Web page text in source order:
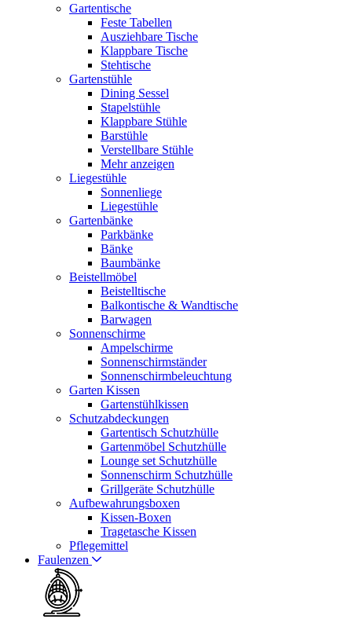
Gartentische
Feste Tabellen
Ausziehbare Tische
Klappbare Tische
Stehtische
Gartenstühle
Dining Sessel
Stapelstühle
Klappbare Stühle
Barstühle
Verstellbare Stühle
Mehr anzeigen
Liegestühle
Sonnenliege
Liegestühle
Gartenbänke
Parkbänke
Bänke
Baumbänke
Beistellmöbel
Beistelltische
Balkontische & Wandtische
Barwagen
Sonnenschirme
Ampelschirme
Sonnenschirmständer
Sonnenschirmbeleuchtung
Garten Kissen
Gartenstühlkissen
Schutzabdeckungen
Gartentisch Schutzhülle
Gartenmöbel Schutzhülle
Lounge set Schutzhülle
Sonnenschirm Schutzhülle
Grillgeräte Schutzhülle
Aufbewahrungsboxen
Kissen-Boxen
Tragetasche Kissen
Pflegemittel
Faulenzen